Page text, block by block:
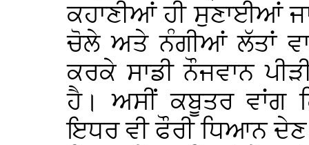
ਕਹਾਣੀਆਂ ਹੀ ਸੁਣਾਈਆਂ
ਚੋਲੇ ਅਤੇ ਨੰਗੀਆਂ ਲੱਤਾਂ
ਕਰਕੇ ਸਾਡੀ ਨੌਜਵਾਨ
ਹੈ। ਅਸੀਂ ਕਬੂਤਰ ਵਾਂਗ
ਇਧਰ ਵੀ ਫੌਰੀ ਧਿਆਨ ਦੇਣ